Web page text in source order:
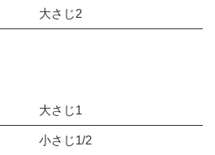
大さじ2
大さじ1
小さじ1/2